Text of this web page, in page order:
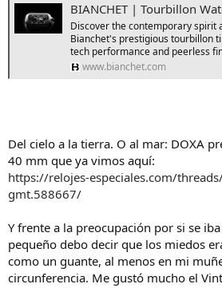
BIANCHET | Tourbillon
Discover the contemporary spirit
Bianchet's prestigious tourbillon
tech performance and peerless
www.bianchet.com
Del cielo a la tierra. O al mar: DOXA
40 mm que ya vimos aquí:
https://relojes-especiales.com/
gmt.588667/
Y frente a la preocupación por si se
pequeño debo decir que los miedos
como un guante, al menos en mi
circunferencia. Me gustó mucho el